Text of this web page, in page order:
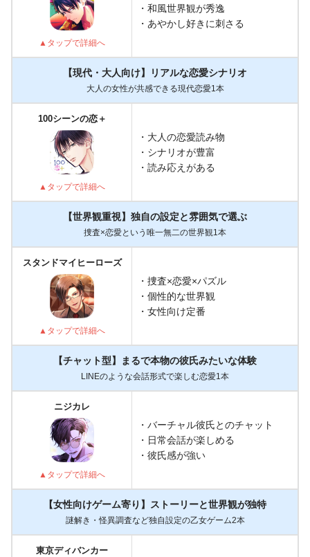
▲タップで詳細へ
・和風世界観が秀逸
・あやかし好きに刺さる
【現代・大人向け】リアルな恋愛シナリオ
大人の女性が共感できる現代恋愛1本
100シーンの恋＋
▲タップで詳細へ
・大人の恋愛読み物
・シナリオが豊富
・読み応えがある
【世界観重視】独自の設定と雰囲気で選ぶ
捜査×恋愛という唯一無二の世界観1本
スタンドマイヒーローズ
▲タップで詳細へ
・捜査×恋愛×パズル
・個性的な世界観
・女性向け定番
【チャット型】まるで本物の彼氏みたいな体験
LINEのような会話形式で楽しむ恋愛1本
ニジカレ
▲タップで詳細へ
・バーチャル彼氏とのチャット
・日常会話が楽しめる
・彼氏感が強い
【女性向けゲーム寄り】ストーリーと世界観が独特
謎解き・怪異調査など独自設定の乙女ゲーム2本
東京ディバンカー